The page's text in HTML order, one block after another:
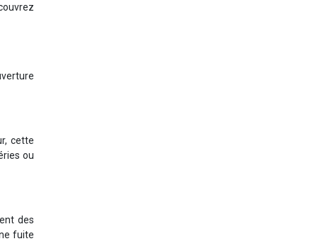
cette
ou
des
fuite